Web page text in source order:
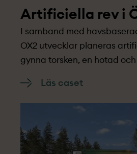
Artificiella rev i
I samband med
OX2 utvecklar planeras
gynna torsken, en hotad
Läs caset